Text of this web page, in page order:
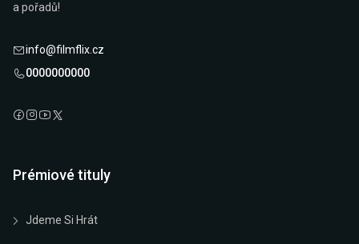
a pořadů!
info@filmflix.cz
0000000000
Prémiové tituly
Jdeme Si Hrát